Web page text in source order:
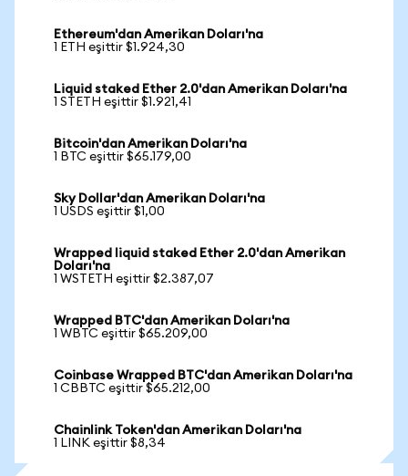
Ethereum'dan Amerikan Doları'na
1 ETH eşittir $1.924,30
Liquid staked Ether 2.0'dan Amerikan Doları'na
1 STETH eşittir $1.921,41
Bitcoin'dan Amerikan Doları'na
1 BTC eşittir $65.179,00
Sky Dollar'dan Amerikan Doları'na
1 USDS eşittir $1,00
Wrapped liquid staked Ether 2.0'dan Amerikan
Doları'na
1 WSTETH eşittir $2.387,07
Wrapped BTC'dan Amerikan Doları'na
1 WBTC eşittir $65.209,00
Coinbase Wrapped BTC'dan Amerikan Doları'na
1 CBBTC eşittir $65.212,00
Chainlink Token'dan Amerikan Doları'na
1 LINK eşittir $8,34